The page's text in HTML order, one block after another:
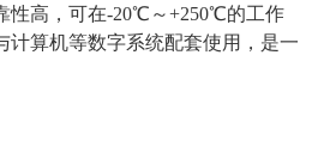
性高，可在-20℃～+250℃的工作
计算机等数字系统配套使用，是一